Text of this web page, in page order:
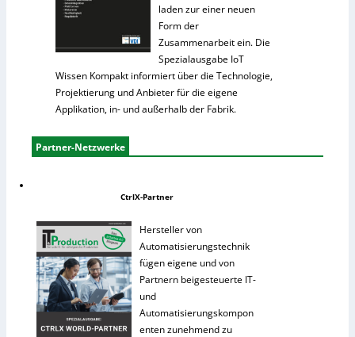
laden zur einer neuen
Form der
Zusammenarbeit ein. Die
Spezialausgabe IoT
Wissen Kompakt informiert über die Technologie,
Projektierung und Anbieter für die eigene
Applikation, in- und außerhalb der Fabrik.
Partner-Netzwerke
CtrlX-Partner
Hersteller von
Automatisierungstechnik
fügen eigene und von
Partnern beigesteuerte IT-
und
Automatisierungskompon
enten zunehmend zu